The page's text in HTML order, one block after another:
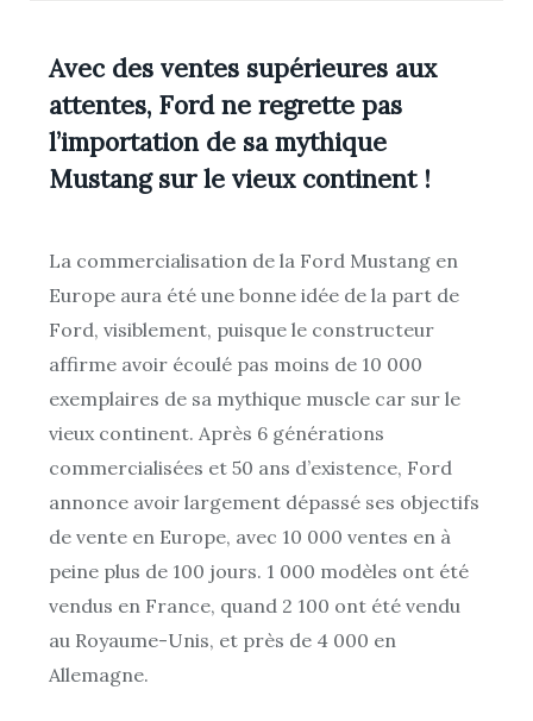
Avec des ventes supérieures aux
attentes, Ford ne regrette pas
l’importation de sa mythique
Mustang sur le vieux continent !
La commercialisation de la Ford Mustang en
Europe aura été une bonne idée de la part de
Ford, visiblement, puisque le constructeur
affirme avoir écoulé pas moins de 10 000
exemplaires de sa mythique muscle car sur le
vieux continent. Après 6 générations
commercialisées et 50 ans d’existence, Ford
annonce avoir largement dépassé ses objectifs
de vente en Europe, avec 10 000 ventes en à
peine plus de 100 jours. 1 000 modèles ont été
vendus en France, quand 2 100 ont été vendu
au Royaume-Unis, et près de 4 000 en
Allemagne.